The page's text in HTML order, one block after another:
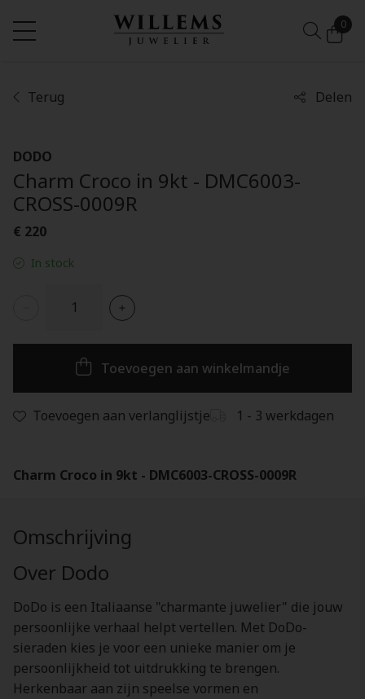
0
Terug Delen
DODO
Charm Croco in 9kt - DMC6003-
CROSS-0009R
€ 220
In stock
Toevoegen aan winkelmandje
Toevoegen aan verlanglijstje 1 - 3 werkdagen
Charm Croco in 9kt - DMC6003-CROSS-0009R
Omschrijving
Over Dodo
DoDo is een Italiaanse "charmante juwelier" die jouw
persoonlijke verhaal helpt vertellen. Met DoDo-
sieraden kies je voor een unieke manier om je
persoonlijkheid tot uitdrukking te brengen.
Herkenbaar aan zijn speelse vormen en